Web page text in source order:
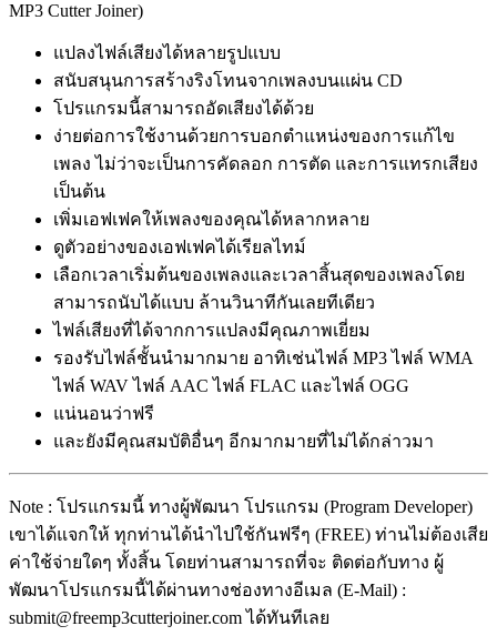
MP3 Cutter Joiner)
แปลงไฟล์เสียงได้หลายรูปแบบ
สนับสนุนการสร้างริงโทนจากเพลงบนแผ่น CD
โปรแกรมนี้สามารถอัดเสียงได้ด้วย
ง่ายต่อการใช้งานด้วยการบอกตำแหน่งของการแก้ไข
เพลง ไม่ว่าจะเป็นการคัดลอก การตัด และการแทรกเสียง
เป็นต้น
เพิ่มเอฟเฟคให้เพลงของคุณได้หลากหลาย
ดูตัวอย่างของเอฟเฟคได้เรียลไทม์
เลือกเวลาเริ่มต้นของเพลงและเวลาสิ้นสุดของเพลงโดย
สามารถนับได้แบบ ล้านวินาทีกันเลยทีเดียว
ไฟล์เสียงที่ได้จากการแปลงมีคุณภาพเยี่ยม
รองรับไฟล์ชั้นนำมากมาย อาทิเช่นไฟล์ MP3 ไฟล์ WMA
ไฟล์ WAV ไฟล์ AAC ไฟล์ FLAC และไฟล์ OGG
แน่นอนว่าฟรี
และยังมีคุณสมบัติอื่นๆ อีกมากมายที่ไม่ได้กล่าวมา
Note : โปรแกรมนี้ ทางผู้พัฒนา โปรแกรม (Program Developer)
เขาได้แจกให้ ทุกท่านได้นำไปใช้กันฟรีๆ (FREE) ท่านไม่ต้องเสีย
ค่าใช้จ่ายใดๆ ทั้งสิ้น โดยท่านสามารถที่จะ ติดต่อกับทาง ผู้
พัฒนาโปรแกรมนี้ได้ผ่านทางช่องทางอีเมล (E-Mail) :
submit@freemp3cutterjoiner.com ได้ทันทีเลย